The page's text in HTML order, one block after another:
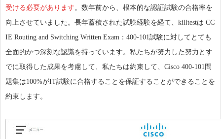
受ける必要があります。数年前から、根本的な認証試験の合格率を
向上させていました。長年蓄積された試験経験を経て、killtestは CC
IE Routing and Switching Written Exam：400-101試験に対してとても
全面的かつ深刻な認識を持っています。私たちが努力した努力とす
でに取得した成果を考慮して、私たちは約束して、Cisco 400-101問
題集は100%がIT試験に合格することを保証することができることを
約束します。